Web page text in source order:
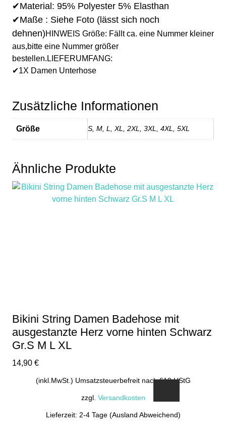
✔Material: 95% Polyester 5% Elasthan
✔Maße : Siehe Foto (lässt sich noch
dehnen)HINWEIS Größe: Fällt ca. eine Nummer kleiner
aus,bitte eine Nummer größer
bestellen.LIEFERUMFANG:
✔1X Damen Unterhose
Zusätzliche Informationen
Größe S, M, L, XL, 2XL, 3XL, 4XL, 5XL
Ähnliche Produkte
Bikini String Damen Badehose mit
ausgestanzte Herz vorne hinten Schwarz
Gr.S M L XL
14,90 €
(inkl.MwSt.) Umsatzsteuerbefreit nach §19 UStG
zzgl. Versandkosten
Lieferzeit: 2-4 Tage (Ausland Abweichend)